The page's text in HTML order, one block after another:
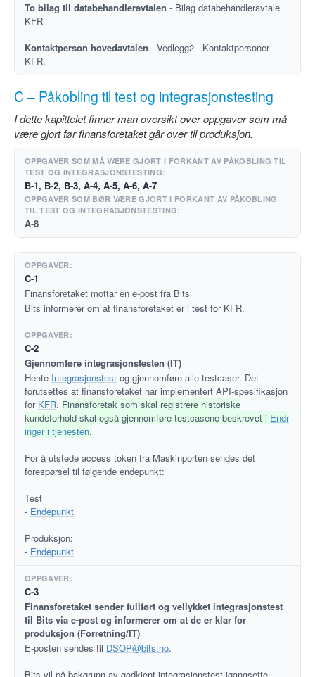
To bilag til databehandleravtalen - Bilag databehandleravtale
KFR
Kontaktperson hovedavtalen - Vedlegg2 - Kontaktpersoner
KFR.
C – Påkobling til test og integrasjonstesting
I dette kapittelet finner man oversikt over oppgaver som må
være gjort før finansforetaket går over til produksjon.
B-1, B-2, B-3, A-4, A-5, A-6, A-7
A-8
C-1
Finansforetaket mottar en e-post fra Bits
Bits informerer om at finansforetaket er i test for KFR.
C-2
Gjennomføre integrasjonstesten (IT)
Hente Integrasjonstest og gjennomføre alle testcaser. Det
forutsettes at finansforetaket har implementert API-spesifikasjon
for KFR. Finansforetak som skal registrere historiske
kundeforhold skal også gjennomføre testcasene beskrevet i Endr
inger i tjenesten.
For å utstede access token fra Maskinporten sendes det
forespørsel til følgende endepunkt:
Test
- Endepunkt
Produksjon:
- Endepunkt
C-3
Finansforetaket sender fullført og vellykket integrasjonstest
til Bits via e-post og informerer om at de er klar for
produksjon (Forretning/IT)
E-posten sendes til DSOP@bits.no.